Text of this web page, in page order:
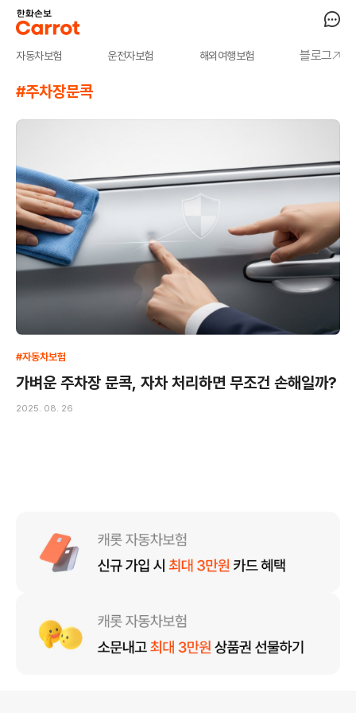
자동차보험 운전자보험 해외여행보험 블로그
#주차장문콕
#자동차보험
가벼운 주차장 문콕, 자차 처리하면 무조건 손해일까?
2025. 08. 26